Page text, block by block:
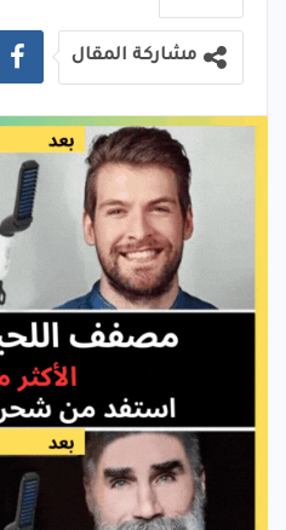
مشاركة المقال